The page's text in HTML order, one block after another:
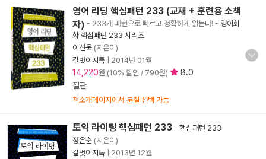
영어 리딩 핵심패턴 233 (교재 + 훈련용 소책
자) - 233개 패턴으로 빠르고 정확하게 읽는다! - 영어회
화 핵심패턴 233 시리즈
이선욱 (지은이)
길벗이지톡
2014년 01월
14,220원 (10% 할인 / 790원)
8.0
절판
책소개페이지에서 분철 선택 가능
토익 라이팅 핵심패턴 233 - 핵심패턴 233
정은순 (지은이)
길벗이지톡
2013년 12월